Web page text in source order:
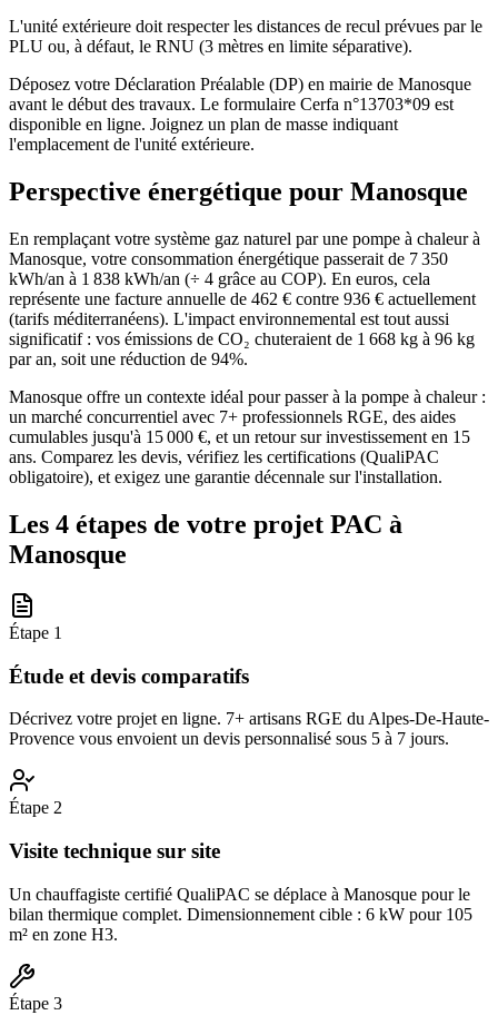
L'unité extérieure doit respecter les distances de recul prévues par le
PLU ou, à défaut, le RNU (3 mètres en limite séparative).
Déposez votre Déclaration Préalable (DP) en mairie de Manosque
avant le début des travaux. Le formulaire Cerfa n°13703*09 est
disponible en ligne. Joignez un plan de masse indiquant
l'emplacement de l'unité extérieure.
Perspective énergétique pour Manosque
En remplaçant votre système gaz naturel par une pompe à chaleur à
Manosque, votre consommation énergétique passerait de 7 350
kWh/an à 1 838 kWh/an (÷ 4 grâce au COP). En euros, cela
représente une facture annuelle de 462 € contre 936 € actuellement
(tarifs méditerranéens). L'impact environnemental est tout aussi
significatif : vos émissions de CO₂ chuteraient de 1 668 kg à 96 kg
par an, soit une réduction de 94%.
Manosque offre un contexte idéal pour passer à la pompe à chaleur :
un marché concurrentiel avec 7+ professionnels RGE, des aides
cumulables jusqu'à 15 000 €, et un retour sur investissement en 15
ans. Comparez les devis, vérifiez les certifications (QualiPAC
obligatoire), et exigez une garantie décennale sur l'installation.
Les 4 étapes de votre projet PAC à
Manosque
Étape 1
Étude et devis comparatifs
Décrivez votre projet en ligne. 7+ artisans RGE du Alpes-De-Haute-
Provence vous envoient un devis personnalisé sous 5 à 7 jours.
Étape 2
Visite technique sur site
Un chauffagiste certifié QualiPAC se déplace à Manosque pour le
bilan thermique complet. Dimensionnement cible : 6 kW pour 105
m² en zone H3.
Étape 3